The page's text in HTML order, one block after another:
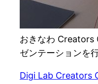
おきなわ Creators
ゼンテーションを
Digi Lab Creators